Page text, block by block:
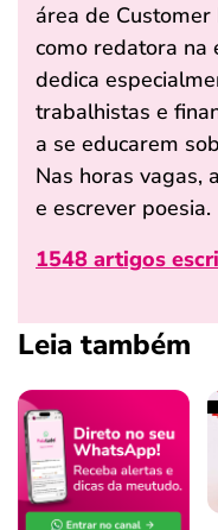
área de Customer
como redatora na
dedica
trabalhistas e
a se educarem
Nas horas vagas,
e escrever poesia.
1548 artigos
Leia também